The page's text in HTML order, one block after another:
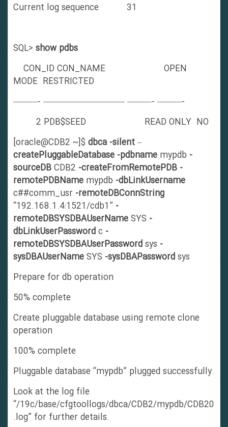
Current log sequence 31
SQL>show pdbs
CON_ID CON_NAME OPEN
MODE RESTRICTED
———- —————————— ———- ———-
2 PDB$SEED READ ONLY NO
[oracle@CDB2 ~]$dbca-silent
createPluggableDatabase-pdbnamemypdb
sourceDBCDB2-createFromRemotePDB
remotePDBNamemypdb-dbLinkUsername
c##comm_usr-remoteDBConnString
“192.168.1.4:1521/cdb1”
remoteDBSYSDBAUserNameSYS
dbLinkUserPassword
remoteDBSYSDBAUserPasswordsys
sysDBAUserNameSYS-sysDBAPasswordsys
Prepare for db operation
50% complete
Create pluggable database using remote clone
operation
100% complete
Pluggable database “mypdb” plugged successfully.
Look at the log file
“/19c/base/cfgtoollogs/dbca/CDB2/mypdb/CDB20
.log” for further details.